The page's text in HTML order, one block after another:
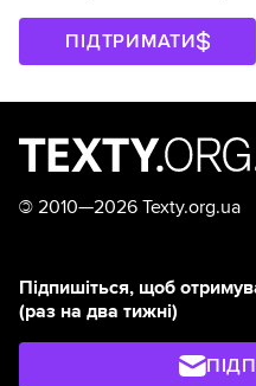
ПІДТРИМАТИ
© 2010—2026 Texty.org.ua
Підпишіться, щоб
(раз на два тижні)